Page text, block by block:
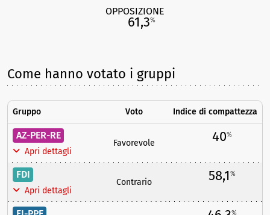
OPPOSIZIONE
61,3%
Come hanno votato i gruppi
Gruppo Voto Indice di compattezza
AZ-PER-RE
Apri dettagli
Favorevole 40%
FDI
Apri dettagli
Contrario 58,1%
%